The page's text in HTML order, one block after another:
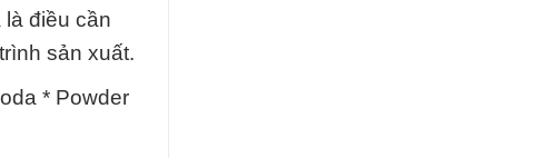
điều cần
sản xuất.
* Powder